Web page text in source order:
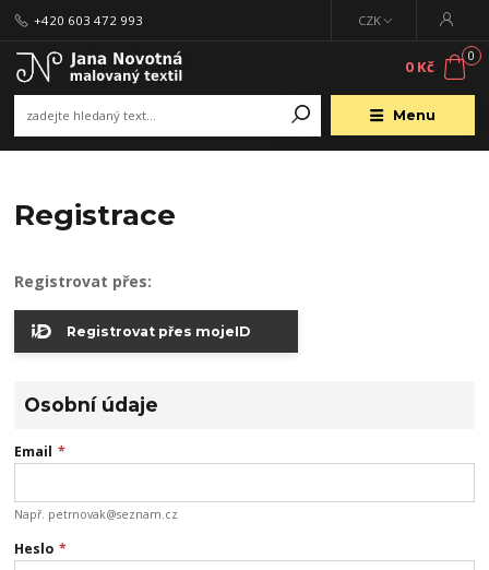
Menu
CZK
+420 603 472 993
0
0 Kč
Registrace
Registrovat přes:
Registrovat přes mojeID
Osobní údaje
Email *
Např. petrnovak@seznam.cz
Heslo *